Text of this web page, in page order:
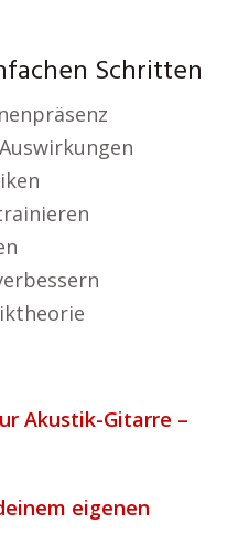
Schritten
Akustik-Gitarre –
eigenen